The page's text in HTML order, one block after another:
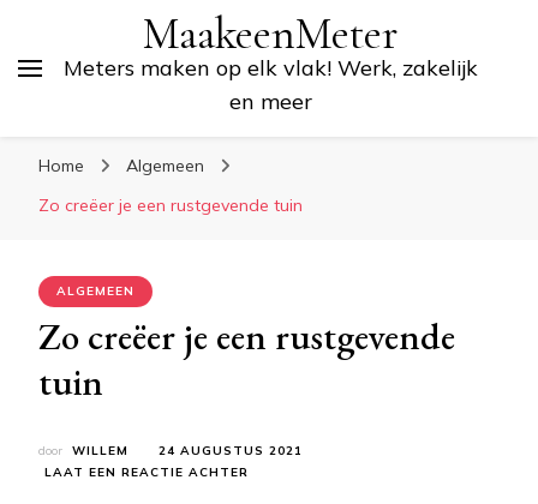
MaakeenMeter
Meters maken op elk vlak! Werk, zakelijk
en meer
Home
Algemeen
Zo creëer je een rustgevende tuin
ALGEMEEN
Zo creëer je een rustgevende
tuin
door WILLEM
24 AUGUSTUS 2021
LAAT EEN REACTIE ACHTER